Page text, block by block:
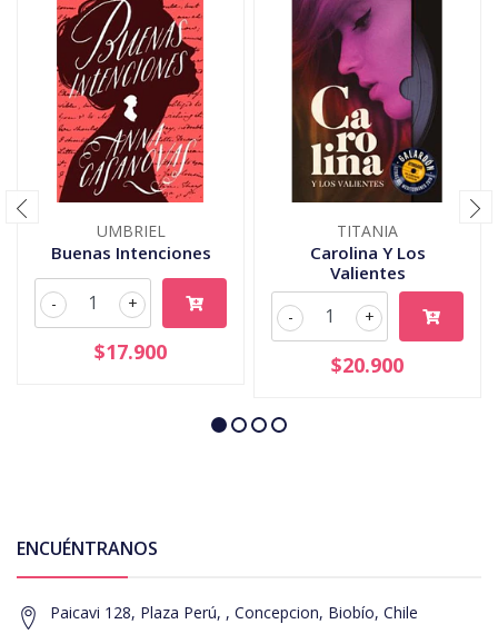
UMBRIEL
Buenas Intenciones
+
-
$17.900
TITANIA
Carolina Y Los
Valientes
+
-
$20.900
ENCUÉNTRANOS
Paicavi 128, Plaza Perú, , Concepcion, Biobío, Chile